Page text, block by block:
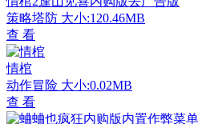
策略塔防 大小:120.46MB
查 看
情棺
动作冒险 大小:0.02MB
查 看